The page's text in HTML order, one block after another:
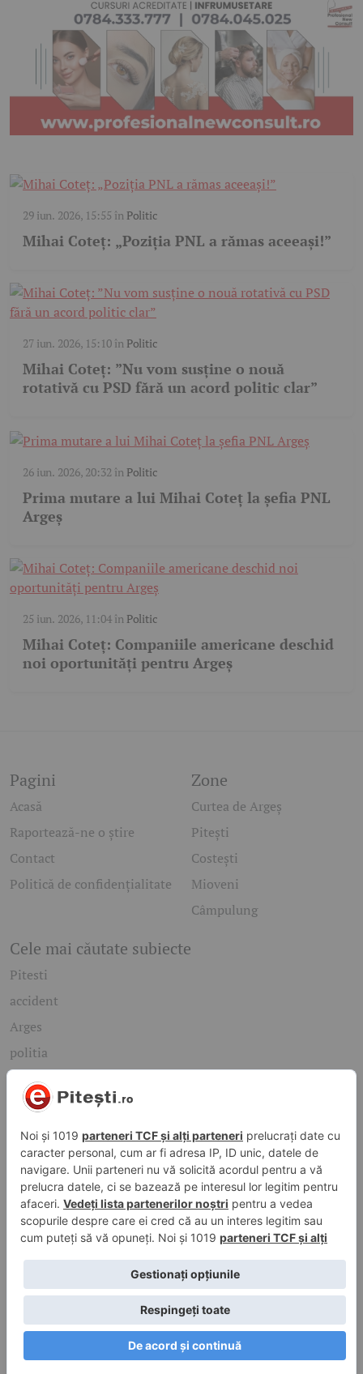
29 iun. 2026, 15:55 în Politic
Mihai Coteț: „Poziția PNL a rămas aceeași!”
27 iun. 2026, 15:10în Politic
Mihai Coteț: ”Nu vom susține o nouă
rotativă cu PSD fără un acord politic clar”
26 iun. 2026, 20:32 în Politic
Prima mutare a lui Mihai Coteț la șefia PNL
Argeș
25 iun. 2026, 11:04în Politic
Mihai Coteț: Companiile americane deschid
noi oportunități pentru Argeș
Pagini
Acasă
Raportează-ne o știre
Contact
Politică de confidențialitate
Zone
Curtea de Argeș
Pitești
Costești
Mioveni
Câmpulung
Cele mai căutate subiecte
Pitesti
accident
Arges
politia
mioveni
Caută rapid știrile care te interesează
Găsește cele mai recente știri, evenimente și subiecte de
interes din orașul tău. Introdu un cuvânt-cheie și descoperă
informațiile de care ai nevoie!
Caută
© 2026 ePitesti.ro | Toate drepturile rezervate. | Site
administrat deWebFixer.ro